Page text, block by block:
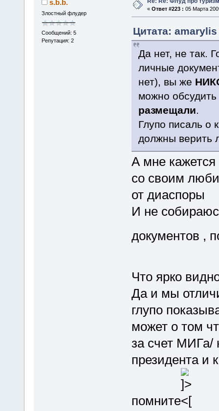
s.b.b.
Злостный флудер
Сообщений: 5
Репутация: 2
« Ответ #223 : 05 Марта
Цитата:
Да нет, не так.
личные
нет), вы же
можно
размещали.
Глупо писаль о
должны верить
А мне
со своим
от диаспоры
И не
документов ,
Что ярко
Да и мы
глупо
может о том
за счет МИГа/
президента и
помните